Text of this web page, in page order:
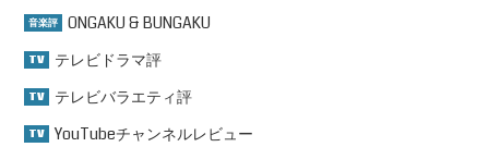
音楽評 ONGAKU & BUNGAKU
TV テレビドラマ評
TV テレビバラエティ評
TV YouTubeチャンネルレビュー